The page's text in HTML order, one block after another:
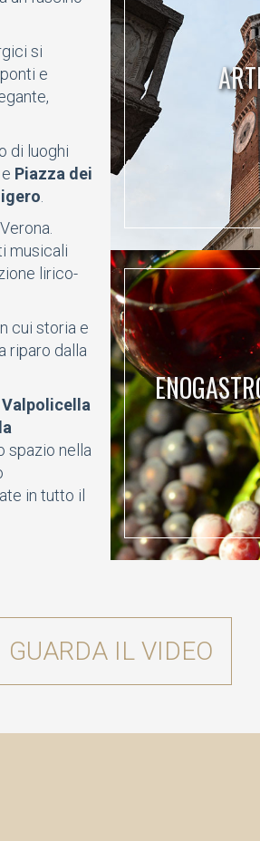
si
e
di luoghi
e Piazza dei
musicali
lirico-
cui storia e
riparo dalla
Valpolicella
spazio nella
in tutto il
GUARDA IL VIDEO